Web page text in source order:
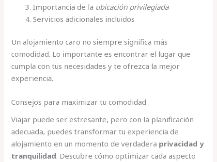
Importancia de la ubicación privilegiada
Servicios adicionales incluidos
Un alojamiento caro no siempre significa más
comodidad. Lo importante es encontrar el lugar que
cumpla con tus necesidades y te ofrezca la mejor
experiencia.
Consejos para maximizar tu comodidad
Viajar puede ser estresante, pero con la planificación
adecuada, puedes transformar tu experiencia de
alojamiento en un momento de verdadera privacidad y
tranquilidad. Descubre cómo optimizar cada aspecto